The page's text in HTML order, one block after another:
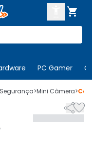

PC Gamer
>Mini Câmera>
